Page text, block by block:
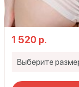
1 520 р.